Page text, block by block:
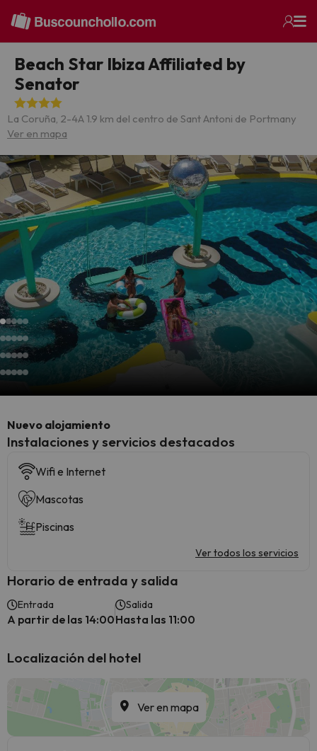
Beach Star Ibiza Affiliated by
Senator
La Coruña, 2-4A 1.9 km del centro de Sant Antoni de Portmany
Ver en mapa
Nuevo alojamiento
Instalaciones y servicios destacados
Wifi e Internet
Mascotas
Piscinas
Ver todos los servicios
Horario de entrada y salida
Entrada
A partir de las 14:00
Salida
Hasta las 11:00
Localización del hotel
Ver en mapa